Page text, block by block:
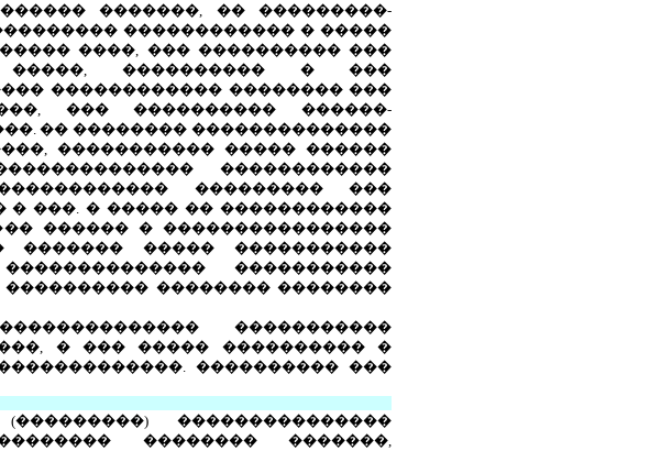
�������, �� ���������-
������������ � �����
����, ��� ���������� ���
�����, ���������� � ���
������������ �������� ���
��� ���������� ������-
�� �������� ��������������
����������� ����� ������
������������
��������� ���
���. � ����� �� ������������
������ � ����������������
������� ����� �����������
�����������
�������� ��������
�����������
� ��� ����� ���������� �
���������� ���
���������������
�������� �������,